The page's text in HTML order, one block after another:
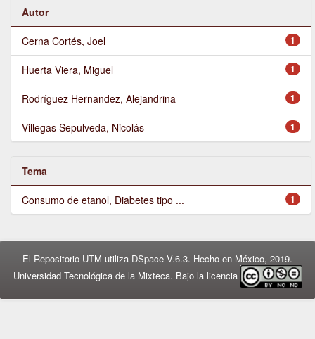
Autor
1
Cerna Cortés, Joel
1
Huerta Viera, Miguel
1
Rodríguez Hernandez, Alejandrina
1
Villegas Sepulveda, Nicolás
Tema
1
Consumo de etanol, Diabetes tipo ...
El Repositorio UTM utiliza DSpace V.6.3. Hecho en México, 2019.
Universidad Tecnológica de la Mixteca. Bajo la licencia